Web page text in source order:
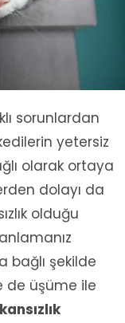
sorunlardan
yetersiz
olarak ortaya
dolayı da
olduğu
bağlı şekilde
de üşüme ile